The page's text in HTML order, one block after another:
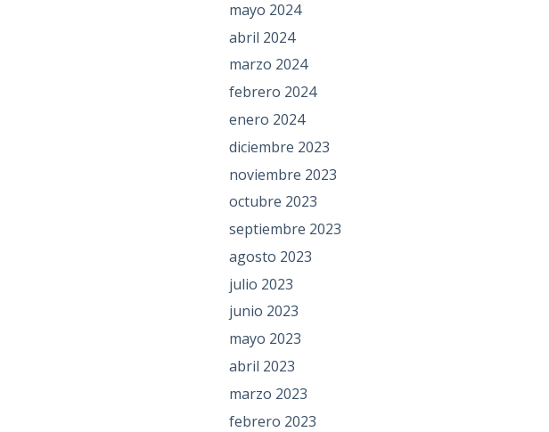
mayo 2024
abril 2024
marzo 2024
febrero 2024
enero 2024
diciembre 2023
noviembre 2023
octubre 2023
septiembre 2023
agosto 2023
julio 2023
junio 2023
mayo 2023
abril 2023
marzo 2023
febrero 2023